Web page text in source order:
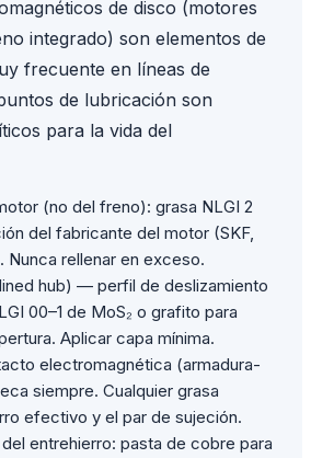
de disco (motores
integrado) son elementos de
frecuente en líneas de
de lubricación son
para la vida del
(no del freno): grasa NLGI 2
del fabricante del motor (SKF,
Nunca rellenar en exceso.
hub) — perfil de deslizamiento
00–1 de MoS₂ o grafito para
Aplicar capa mínima.
electromagnética (armadura-
siempre. Cualquier grasa
efectivo y el par de sujeción.
entrehierro: pasta de cobre para